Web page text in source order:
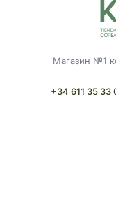
Магазин №1
+34 611 35 33